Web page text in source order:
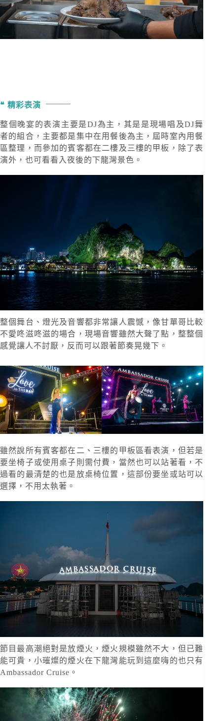
精彩表演
整個晚宴的表演主要是DJ為主，其是是現場唱及DJ舞
者的組合，主要都是集中在用餐後為主，屆時室內用餐
區整理，而參加的賓客都在二樓及三樓的甲板，除了表
演外，也可看看入夜後的下龍灣景色。
整個舞台、燈光及音響都非常讓人震憾，像甘單哥比較
不愛咚滋咚滋的場合，現場音響雖然大聲了點，整整個
感覺讓人不討厭，反而可以跟著節奏晃幾下。
雖然說所有賓客都在二、三樓的甲板區看表演，但若是
要坐椅子或使用桌子則需付費，當然也可以站著看，不
過看的最清楚的也是放桌椅位置，這部份要坐或站可以
選擇，不用太執著。
節目最高潮絕對是放煙火，煙火規模雖然不大，但已難
能可貴，小璀燦的煙火在下龍灣能玩到這麼嗨的也只有
Ambassador Cruise。